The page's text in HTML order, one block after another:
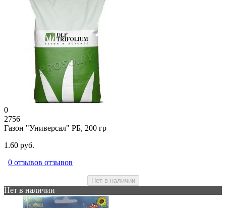
0
2756
Газон "Универсал" РБ, 200 гр
1.60 руб.
0 отзывов отзывов
Нет в наличии
Нет в наличии